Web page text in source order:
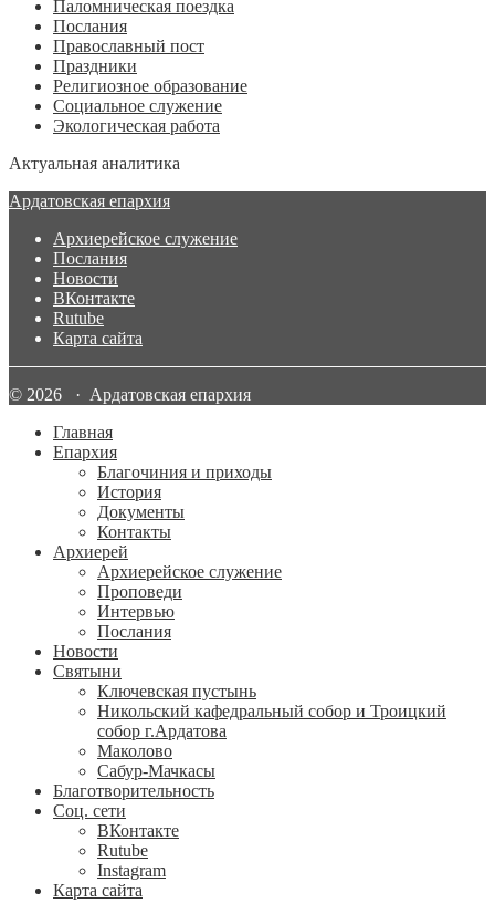
Паломническая поездка
Послания
Православный пост
Праздники
Религиозное образование
Социальное служение
Экологическая работа
Актуальная аналитика
Ардатовская епархия
Архиерейское служение
Послания
Новости
ВКонтакте
Rutube
Карта сайта
© 2026 · Ардатовская епархия
Главная
Епархия
Благочиния и приходы
История
Документы
Контакты
Архиерей
Архиерейское служение
Проповеди
Интервью
Послания
Новости
Святыни
Ключевская пустынь
Никольский кафедральный собор и Троицкий
собор г.Ардатова
Маколово
Сабур-Мачкасы
Благотворительность
Соц. сети
ВКонтакте
Rutube
Instagram
Карта сайта